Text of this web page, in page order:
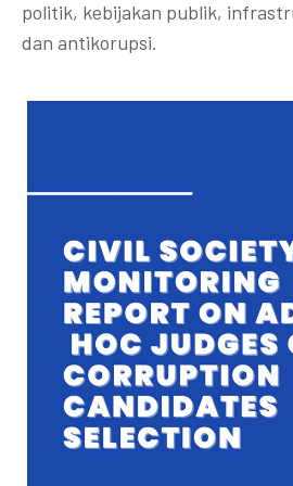
politik, kebijakan publik,
dan antikorupsi.